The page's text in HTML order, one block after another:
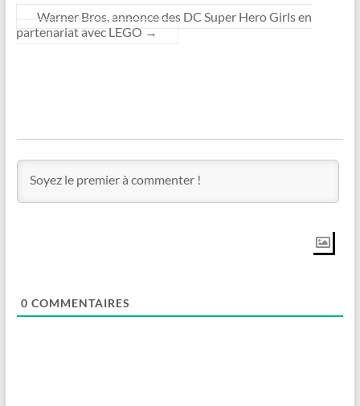
Warner Bros. annonce des DC Super Hero Girls en
partenariat avec LEGO →
0 COMMENTAIRES